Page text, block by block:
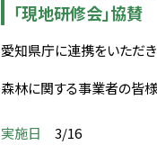
「現地研修会｣協賛
愛知県庁に連携をいただ
森林に関する事業者の皆
実施日 3/16